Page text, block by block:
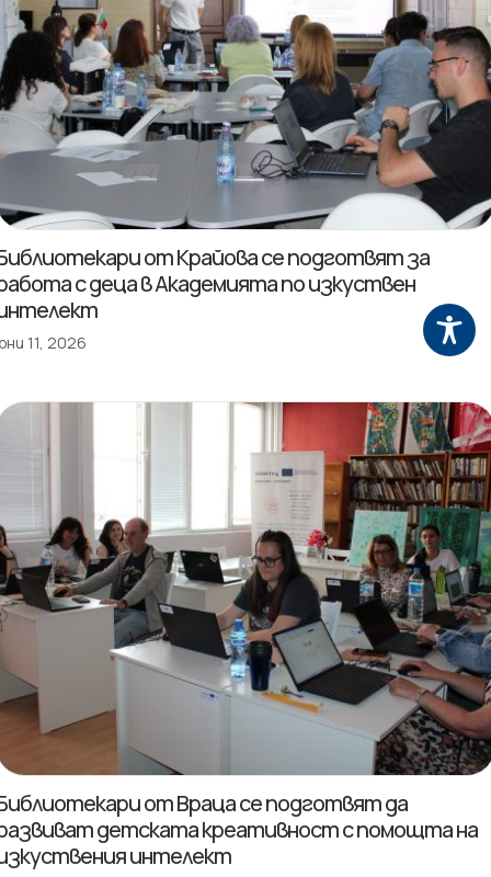
от Крайова се подготвят за
с деца в Академията по изкуствен
11, 2026
от Враца се подготвят да
детската креативност с помощта на
интелект